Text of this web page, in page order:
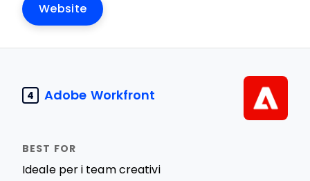
Website
4 Adobe Workfront
Ideale per i team creativi